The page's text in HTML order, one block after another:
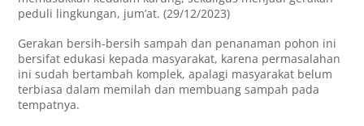
peduli lingkungan, jum’at. (29/12/2023)
Gerakan bersih-bersih sampah dan penanaman pohon ini
bersifat edukasi kepada masyarakat, karena permasalahan
ini sudah bertambah komplek, apalagi masyarakat belum
terbiasa dalam memilah dan membuang sampah pada
tempatnya.